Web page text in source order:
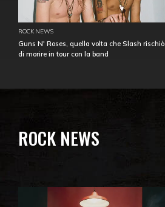
ROCK NEWS
Guns N' Roses, quella volta che Slash rischiò
di morire in tour con la band
ROCK NEWS